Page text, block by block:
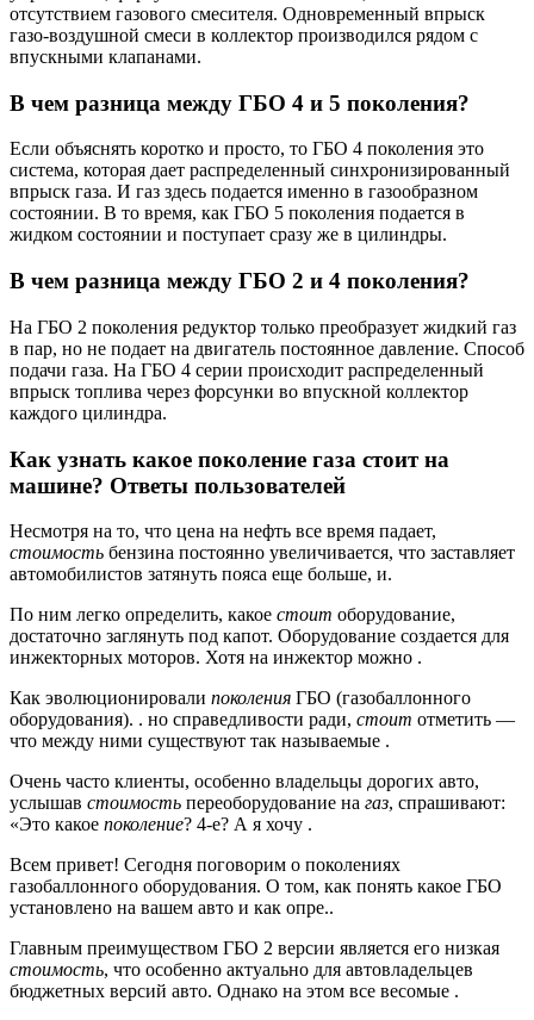
отсутствием газового смесителя. Одновременный впрыск
газо-воздушной смеси в коллектор производился рядом с
впускными клапанами.
В чем разница между ГБО 4 и 5 поколения?
Если объяснять коротко и просто, то ГБО 4 поколения это
система, которая дает распределенный синхронизированный
впрыск газа. И газ здесь подается именно в газообразном
состоянии. В то время, как ГБО 5 поколения подается в
жидком состоянии и поступает сразу же в цилиндры.
В чем разница между ГБО 2 и 4 поколения?
На ГБО 2 поколения редуктор только преобразует жидкий газ
в пар, но не подает на двигатель постоянное давление. Способ
подачи газа. На ГБО 4 серии происходит распределенный
впрыск топлива через форсунки во впускной коллектор
каждого цилиндра.
Как узнать какое поколение газа стоит на
машине? Ответы пользователей
Несмотря на то, что цена на нефть все время падает,
стоимость бензина постоянно увеличивается, что заставляет
автомобилистов затянуть пояса еще больше, и.
По ним легко определить, какое стоит оборудование,
достаточно заглянуть под капот. Оборудование создается для
инжекторных моторов. Хотя на инжектор можно .
Как эволюционировали поколения ГБО (газобаллонного
оборудования). . но справедливости ради, стоит отметить —
что между ними существуют так называемые .
Очень часто клиенты, особенно владельцы дорогих авто,
услышав стоимость переоборудование на газ, спрашивают:
«Это какое поколение? 4-е? А я хочу .
Всем привет! Сегодня поговорим о поколениях
газобаллонного оборудования. О том, как понять какое ГБО
установлено на вашем авто и как опре..
Главным преимуществом ГБО 2 версии является его низкая
стоимость, что особенно актуально для автовладельцев
бюджетных версий авто. Однако на этом все весомые .